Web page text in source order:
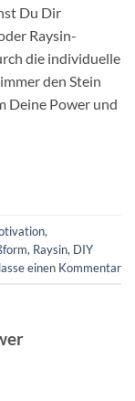
Du Dir
Raysin-
die individuelle
den Stein
Deine Power und
,
, Raysin, DIY
einen Kommentar